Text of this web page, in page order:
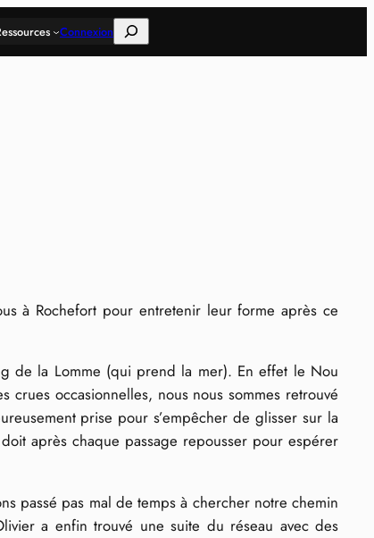
Connexion Rechercher
à Rochefort pour entretenir leur forme après ce
de la Lomme (qui prend la mer). En effet le Nou
occasionnelles, nous nous sommes retrouvé
prise pour s’empêcher de glisser sur la
après chaque passage repousser pour espérer
passé pas mal de temps à chercher notre chemin
a enfin trouvé une suite du réseau avec des